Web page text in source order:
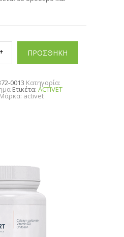
ΠΡΟΣΘΗΚΗ
0013 Κατηγορία:
Ετικέτα: ACTIVET
Μάρκα: activet